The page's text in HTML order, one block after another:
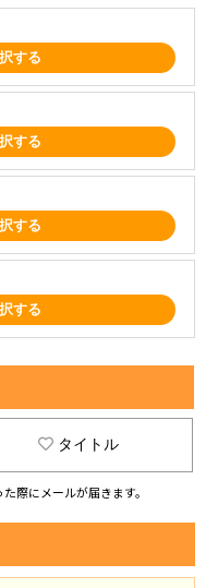
する
する
する
する
タイトル
際にメールが届きます。